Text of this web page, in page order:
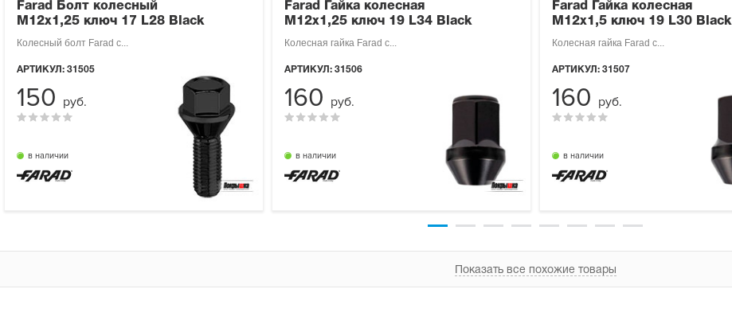
Farad Болт колесный
М12х1,25 ключ 17 L28 Black
Колесный болт Farad с...
АРТИКУЛ: 31505
150 руб.
в наличии
Farad Гайка колесная
М12х1,25 ключ 19 L34 Black
Колесная гайка Farad с...
АРТИКУЛ: 31506
160 руб.
в наличии
Farad Гайка колесная
М12х1,5 ключ 19 L30 Black
Колесная гайка Farad с...
АРТИКУЛ: 31507
160 руб.
в наличии
Показать все похожие товары